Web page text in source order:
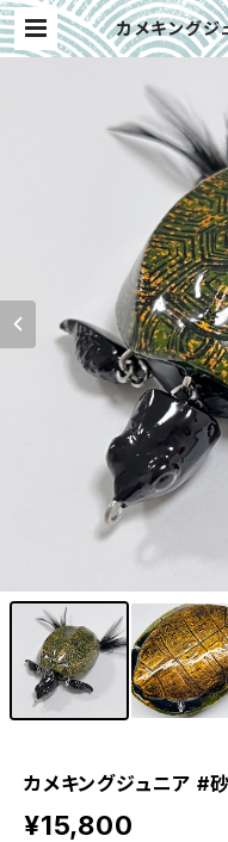
カメキング
カメキングジュニア #
¥15,800